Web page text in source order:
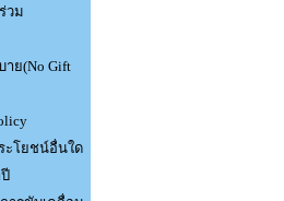
วม
ย(No Gift
ะโยชน์อื่นใด